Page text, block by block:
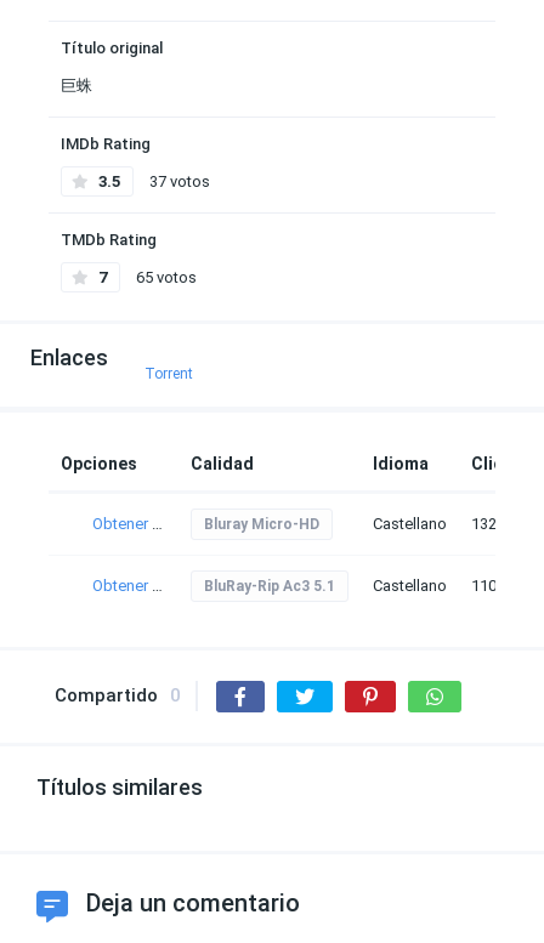
Título original
巨蛛
IMDb Rating
3.5 37 votos
TMDb Rating
7 65 votos
Enlaces
Torrent
Opciones Calidad Idioma Clicks
Obtener torrent Bluray Micro-HD Castellano 132
Obtener torrent BluRay-Rip Ac3 5.1 Castellano 110
Compartido 0
Títulos similares
Deja un comentario